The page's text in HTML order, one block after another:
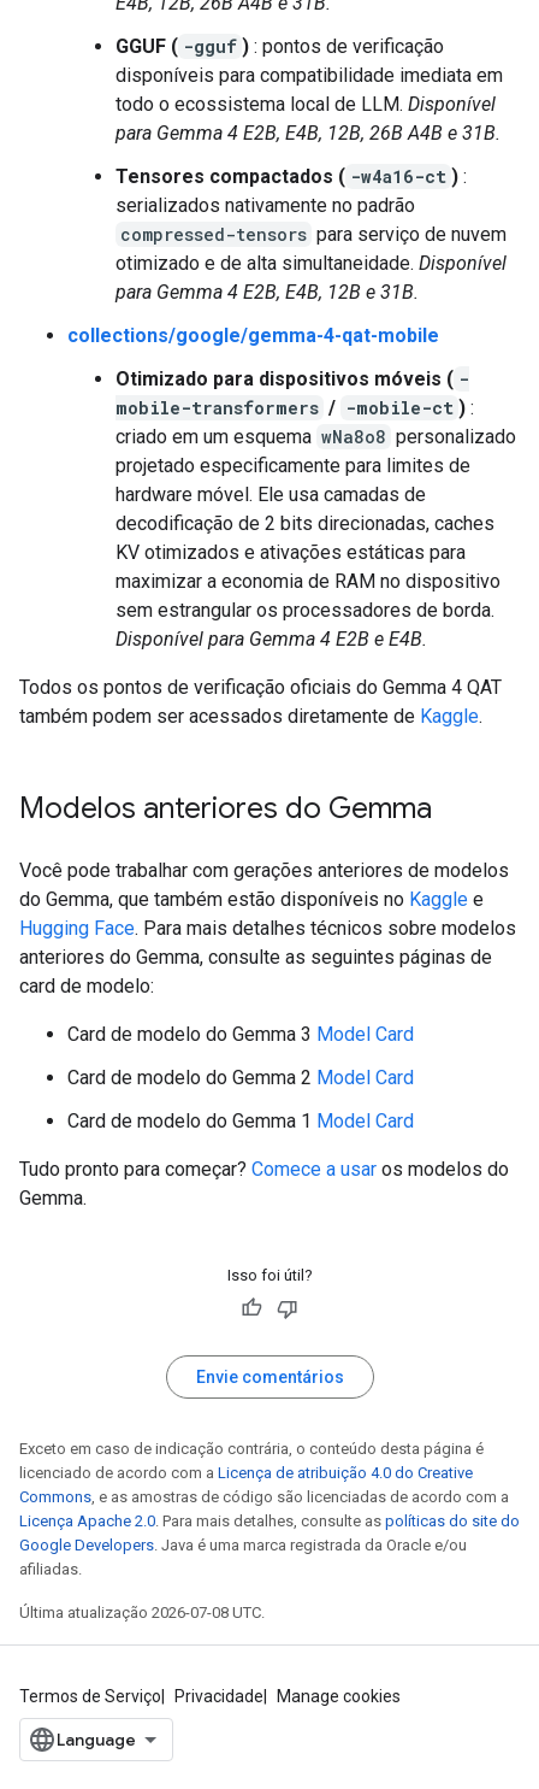
GGUF ( -gguf ) : pontos de verificação
disponíveis para compatibilidade imediata em
todo o ecossistema local de LLM. Disponível
para Gemma 4 E2B, E4B, 12B, 26B A4B e 31B.
Tensores compactados ( -w4a16-ct ) :
serializados nativamente no padrão
compressed-tensors para serviço de nuvem
otimizado e de alta simultaneidade. Disponível
para Gemma 4 E2B, E4B, 12B e 31B.
collections/google/gemma-4-qat-mobile
Otimizado para dispositivos móveis ( -
mobile-transformers / -mobile-ct ) :
criado em um esquema wNa8o8 personalizado
projetado especificamente para limites de
hardware móvel. Ele usa camadas de
decodificação de 2 bits direcionadas, caches
KV otimizados e ativações estáticas para
maximizar a economia de RAM no dispositivo
sem estrangular os processadores de borda.
Disponível para Gemma 4 E2B e E4B.
Todos os pontos de verificação oficiais do Gemma 4 QAT
também podem ser acessados diretamente de Kaggle.
Modelos anteriores do Gemma
Você pode trabalhar com gerações anteriores de modelos
do Gemma, que também estão disponíveis no Kaggle e
Hugging Face. Para mais detalhes técnicos sobre modelos
anteriores do Gemma, consulte as seguintes páginas de
card de modelo:
Card de modelo do Gemma 3 Model Card
Card de modelo do Gemma 2 Model Card
Card de modelo do Gemma 1 Model Card
Tudo pronto para começar? Comece a usar os modelos do
Gemma.
Isso foi útil?
Envie comentários
Exceto em caso de indicação contrária, o conteúdo desta página é
licenciado de acordo com a Licença de atribuição 4.0 do Creative
Commons, e as amostras de código são licenciadas de acordo com a
Licença Apache 2.0. Para mais detalhes, consulte as políticas do site do
Google Developers. Java é uma marca registrada da Oracle e/ou
afiliadas.
Última atualização 2026-07-08 UTC.
Termos de Serviço Privacidade Manage cookies